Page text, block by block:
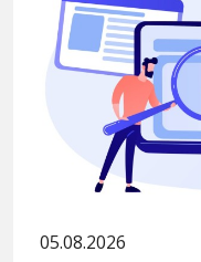
05.08.2026